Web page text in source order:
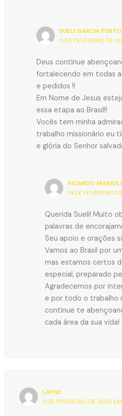
SUELI GARCIA
11 DE FEVEREIRO DE
Deus continue
fortalecendo em todas
e pedidos !!
Em Nome de Jesus
essa etapa ao Brasil!!
Vocês tem minha
trabalho missionário eu
e glória do Senhor
RICARDO MARIOLI
14 DE FEVEREIRO
Querida Sueli! Muito
palavras de
Seu apoio e orações
Vamos ao Brasil por
mas estamos certos
especial, preparado
Agradecemos por
e por todo o trabalho
continue te
cada área da sua vida!
LAYNE
3 DE FEVEREIRO DE 2025